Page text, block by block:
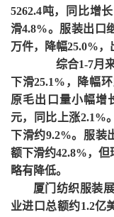
5262.4吨，同比增
滑4.8%。服装出口
万件，降幅25.0%，
综合1-7月
下滑25.1%，降幅
原毛出口量小幅增
元，同比上涨2.1%
下滑约9.2%。服装
额下滑约42.8%，
略有降低。
厦门纺织服装
业进口总额约1.2亿